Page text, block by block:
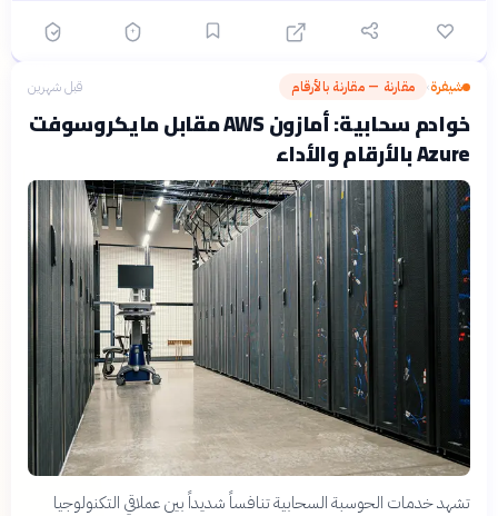
شيفرة› مقارنة — مقارنة بالأرقام قبل شهرين
خوادم سحابية: أمازون AWS مقابل مايكروسوفت
Azure بالأرقام والأداء
تشهد خدمات الحوسبة السحابية تنافساً شديداً بين عملاقي التكنولوجيا